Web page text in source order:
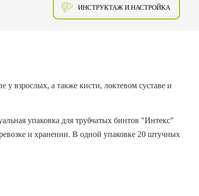
ИНСТРУКТАЖ И НАСТРОЙКА
взрослых, а также кисти, локтевом суставе и
упаковка для трубчатых бинтов "Интекс"
и хранении. В одной упаковке 20 штучных